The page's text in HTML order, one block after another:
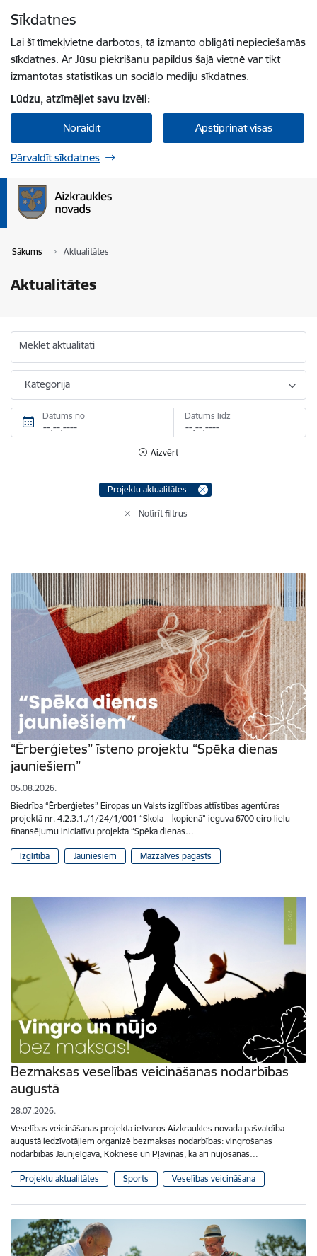
Sīkdatnes
Lai šī tīmekļvietne darbotos, tā izmanto obligāti nepieciešamās
sīkdatnes. Ar Jūsu piekrišanu papildus šajā vietnē var tikt
izmantotas statistikas un sociālo mediju sīkdatnes.
Lūdzu, atzīmējiet savu izvēli:
Noraidīt Apstiprināt visas
Pārvaldīt sīkdatnes
Sākums Aktualitātes
Aktualitātes
Meklēt aktualitāti
Kategorija
Datums no Datums līdz
Aizvērt
Projektu aktualitātes
Notīrīt filtrus
“Ērberģietes” īsteno projektu “Spēka dienas
jauniešiem”
05.08.2026.
Biedrība “Ērberģietes” Eiropas un Valsts izglītības attīstības aģentūras
projektā nr. 4.2.3.1./1/24/1/001 “Skola – kopienā” ieguva 6700 eiro lielu
finansējumu iniciatīvu projekta “Spēka dienas…
Izglītība Jauniešiem Mazzalves pagasts
Bezmaksas veselības veicināšanas nodarbības
augustā
28.07.2026.
Veselības veicināšanas projekta ietvaros Aizkraukles novada pašvaldība
augustā iedzīvotājiem organizē bezmaksas nodarbības: vingrošanas
nodarbības Jaunjelgavā, Koknesē un Pļaviņās, kā arī nūjošanas…
Projektu aktualitātes Sports Veselības veicināšana